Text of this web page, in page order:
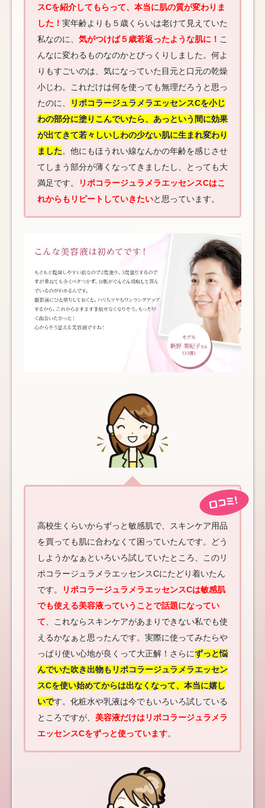
スCを紹介してもらって、本当に肌の質が変わりま
した！ 実年齢よりも５歳くらいは老けて見えていた
私なのに、 気がつけば５歳若返ったような肌に！ こ
んなに変わるものなのかとびっくりしました。何よ
りもすごいのは、気になっていた目元と口元の乾燥
小じわ。これだけは何を使っても無理だろうと思っ
たのに、
リポコラージュラメラエッセンスCを小じ
わの部分に塗りこんでいたら、あっという間に効果
が出てきて若々しいしわの少ない肌に生まれ変わり
ました。他にもほうれい線なんかの年齢を感じさせ
てしまう部分が薄くなってきましたし、とっても大
満足です。
リポコラージュラメラエッセンスCはこ
れからもリピートしていきたいと思っています。
高校生くらいからずっと敏感肌で、スキンケア用品
を買っても肌に合わなくて困っていたんです。どう
しようかなぁといろいろ試していたところ、このリ
ポコラージュラメラエッセンスCにたどり着いたん
です。
リポコラージュラメラエッセンスCは敏感肌
でも使える美容液っていうことで話題になってい
て 、これならスキンケアがあまりできない私でも使
えるかなぁと思ったんです。実際に使ってみたらや
っぱり使い心地が良くって大正解！さらにずっと悩
んでいた吹き出物もリポコラージュラメラエッセン
スCを使い始めてからは出なくなって、本当に嬉し
いです。化粧水や乳液は今でもいろいろ試している
ところですが、 美容液だけはリポコラージュラメラ
エッセンスCをずっと使っています。